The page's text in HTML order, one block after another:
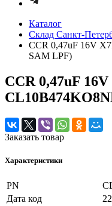
Каталог
Cклад Санкт-
CCR 0,47uF 16V
SAM LPF)
CCR 0,47uF
Заказать товар
Характеристики
PN
Дата код